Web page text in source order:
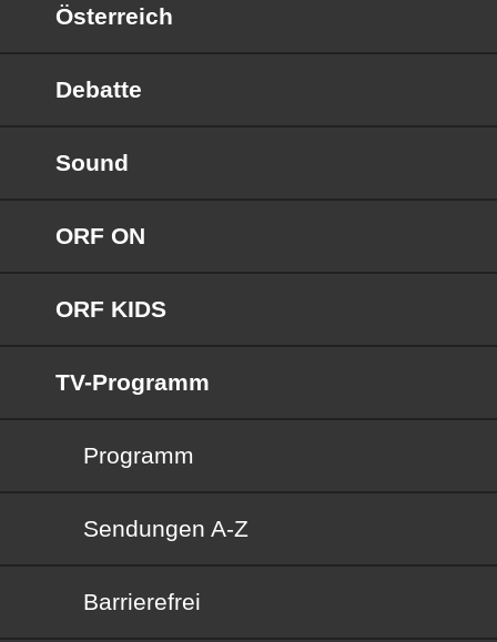
Österreich
Debatte
Sound
ORF ON
ORF KIDS
TV-Programm
Programm
Sendungen von A bis Z
Sendungen A-Z
Barrierefrei
Barrierefrei